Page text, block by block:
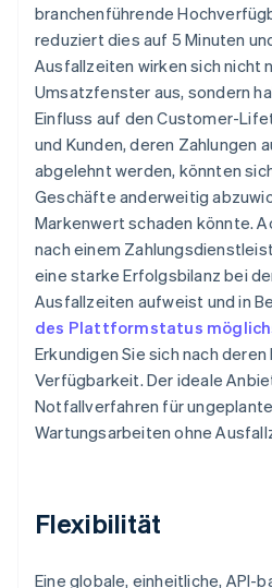
branchenführende
reduziert dies auf 5 Minuten
Ausfallzeiten wirken sich nicht
Umsatzfenster aus, sondern
Einfluss auf den Customer-
und Kunden, deren Zahlungen
abgelehnt werden, könnten
Geschäfte anderweitig
Markenwert schaden könnte.
nach einem
eine starke Erfolgsbilanz bei
Ausfallzeiten aufweist und in
des Plattformstatus
Erkundigen Sie sich nach
Verfügbarkeit. Der ideale
Notfallverfahren für
Wartungsarbeiten ohne
Flexibilität
Eine globale, einheitliche, API-